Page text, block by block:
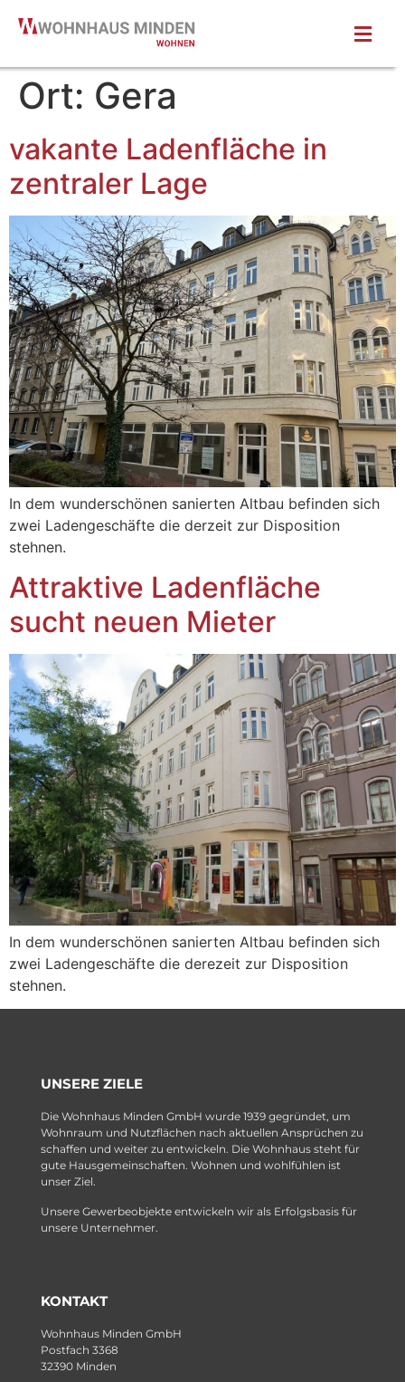
Ort: Gera
vakante Ladenfläche in
zentraler Lage
In dem wunderschönen sanierten Altbau befinden sich
zwei Ladengeschäfte die derzeit zur Disposition
stehnen.
Attraktive Ladenfläche
sucht neuen Mieter
In dem wunderschönen sanierten Altbau befinden sich
zwei Ladengeschäfte die derezeit zur Disposition
stehnen.
UNSERE ZIELE
Die Wohnhaus Minden GmbH wurde 1939 gegründet, um
Wohnraum und Nutzflächen nach aktuellen Ansprüchen zu
schaffen und weiter zu entwickeln. Die Wohnhaus steht für
gute Hausgemeinschaften. Wohnen und wohlfühlen ist
unser Ziel.
Unsere Gewerbeobjekte entwickeln wir als Erfolgsbasis für
unsere Unternehmer.
KONTAKT
Wohnhaus Minden GmbH
Postfach 3368
32390 Minden